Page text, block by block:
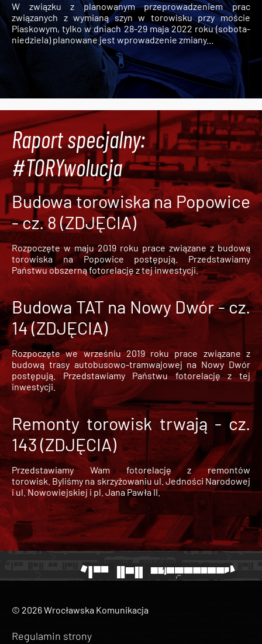
W związku z planowanym przeprowadzeniem prac
związanych z wymianą szyn w torowisku przy moście
Piaskowym, tylko w dniach 28-29 maja 2022 roku (sobota-
niedziela) planowane jest wprowadzenie zmiany...
Raport specjalny:
#TORYwolucja
Budowa torowiska na Popowice
- cz. 8 (ZDJĘCIA)
Rozpoczęte w maju 2019 roku prace związane z budową
torowiska na Popowice
postępują. Przedstawiamy
Państwu obszerną fotorelację z tej inwestycji.
Budowa TAT na Nowy Dwór - cz.
14 (ZDJĘCIA)
Rozpoczęte we wrześniu 2019 roku prace związane z
budową trasy autobusowo-tramwajowej na Nowy Dwór
postępują. Przedstawiamy Państwu fotorelację z tej
inwestycji.
Remonty torowisk trwają - cz.
143 (ZDJĘCIA)
Przedstawiamy Wam fotorelację z remontów
torowisk. Byliśmy na skrzyżowaniu ul. Jedności Narodowej
i ul. Nowowiejskiej i pl. Jana Pawła II.
© 2026 Wrocławska Komunikacja
Regulamin strony